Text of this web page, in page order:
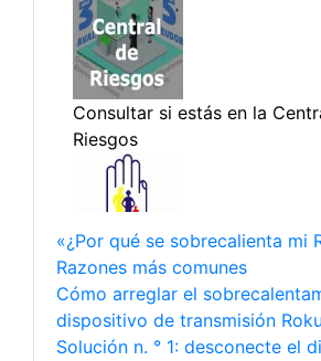
«¿Por qué se sobrecalienta mi
Razones más comunes
Cómo arreglar el
dispositivo de transmisión Roku
Solución n. ° 1: desconecte el